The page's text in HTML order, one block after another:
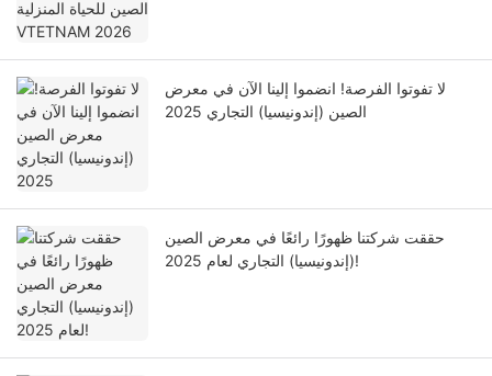
لا تفوتوا الفرصة! انضموا إلينا الآن في معرض
الصين (إندونيسيا) التجاري 2025
حققت شركتنا ظهورًا رائعًا في معرض الصين
(إندونيسيا) التجاري لعام 2025!